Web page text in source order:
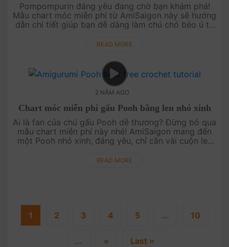
Pompompurin đáng yêu đang chờ bạn khám phá!
Mẫu chart móc miễn phí từ AmiSaigon này sẽ hướng
dẫn chi tiết giúp bạn dễ dàng làm chú chó béo ú từ
Hãy sẵn sàng tạo nên mộ....
READ MORE
2 NĂM AGO
Chart móc miễn phí gấu Pooh bằng len nhỏ xinh
Ai là fan của chú gấu Pooh dễ thương? Đừng bỏ qua
mẫu chart miễn phí này nhé! AmiSaigon mang đến
một Pooh nhỏ xinh, đáng yêu, chỉ cần vài cuộn len
tuyệt vời. Hãy thử sứ....
READ MORE
1 2 3 4 5 ... 10
... » Last »